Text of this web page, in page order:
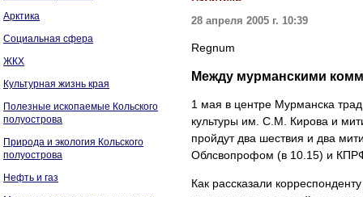
Арктика
Социальная сфера
ЖКХ
Культурная жизнь края
Полезные ископаемые Кольского
полуострова
Природа и экология Кольского
полуострова
Нефть и газ
28 апреля 2005 г. 10:39
Regnum
Между мурманскими
1 мая в центре Мурманска
культуры им. С.М. Кирова и
пройдут два шествия и два
Облсвопрофом (в 10.15) и
Как рассказали